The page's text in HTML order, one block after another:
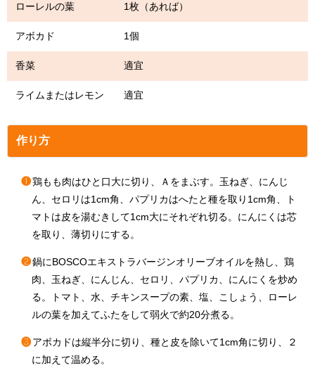
ローレルの葉 1枚（あれば）
アボカド 1個
香菜 適宜
ライムまたはレモン 適宜
作り方
❶鶏もも肉はひと口大に切り、Ａをまぶす。玉ねぎ、にんじ
ん、セロリは1cm角、パプリカはへたと種を取り1cm角、ト
マトは皮を湯むきして1cm大にそれぞれ切る。にんにくは芯
を取り、薄切りにする。
❷鍋にBOSCOエキストラバージンオリーブオイルを熱し、鶏
肉、玉ねぎ、にんじん、セロリ、パプリカ、にんにくを炒め
る。トマト、水、チキンスープの素、塩、こしょう、ローレ
ルの葉を加えてふたをして弱火で約20分煮る。
❸ アボカドは縦半分に切り、種と皮を除いて1cm角に切り、２
に加えて温める。